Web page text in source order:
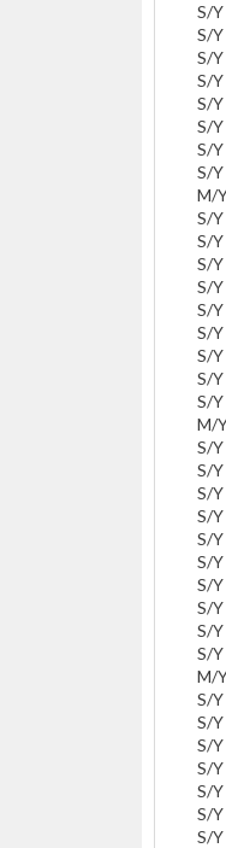
S/
S/
S/
S/
S/Y
S/
S/
S/
M/
S/
S/
S/
S/Y
S/
S/
S/Y
S/
S/
M/
S/
S/
S/
S/
S/
S/
S/
S/
S/
S/
M/
S/
S/
S/
S/
S/
S/
S/